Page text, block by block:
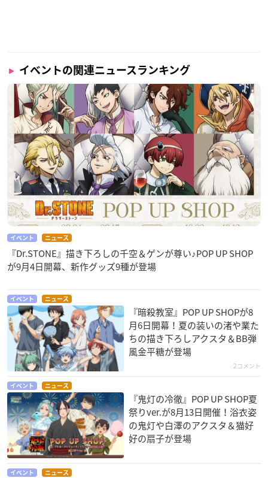
イベントの関連ニュースランキング
イベント ニュース
『Dr.STONE』描き下ろしの千空＆ゲンが尊い♪POP UP SHOP
が9月4日開幕、新作グッズ9種が登場
イベント ニュース
『暗殺教室』POP UP SHOPが8
月6日開幕！夏の装いの渚や業た
ちの描き下ろしアクスタ＆BB弾
風金平糖が登場
2コメント
イベント ニュース
『鬼灯の冷徹』POP UP SHOP夏
祭りver.が8月13日開催！浴衣姿
の鬼灯や白澤のアクスタ＆猫好
好の扇子が登場
イベント ニュース